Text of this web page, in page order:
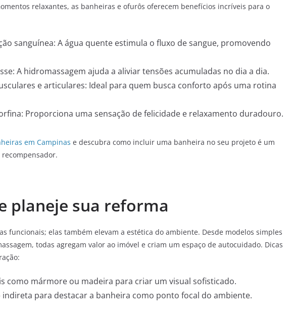
relaxantes, as banheiras e ofurôs oferecem benefícios incríveis para o
sanguínea: A água quente estimula o fluxo de sangue, promovendo
A hidromassagem ajuda a aliviar tensões acumuladas no dia a dia.
e articulares: Ideal para quem busca conforto após uma rotina
Proporciona uma sensação de felicidade e relaxamento duradouro.
em Campinas e descubra como incluir uma banheira no seu projeto é um
planeje sua reforma
funcionais; elas também elevam a estética do ambiente. Desde modelos simples
todas agregam valor ao imóvel e criam um espaço de autocuidado. Dicas
como mármore ou madeira para criar um visual sofisticado.
para destacar a banheira como ponto focal do ambiente.